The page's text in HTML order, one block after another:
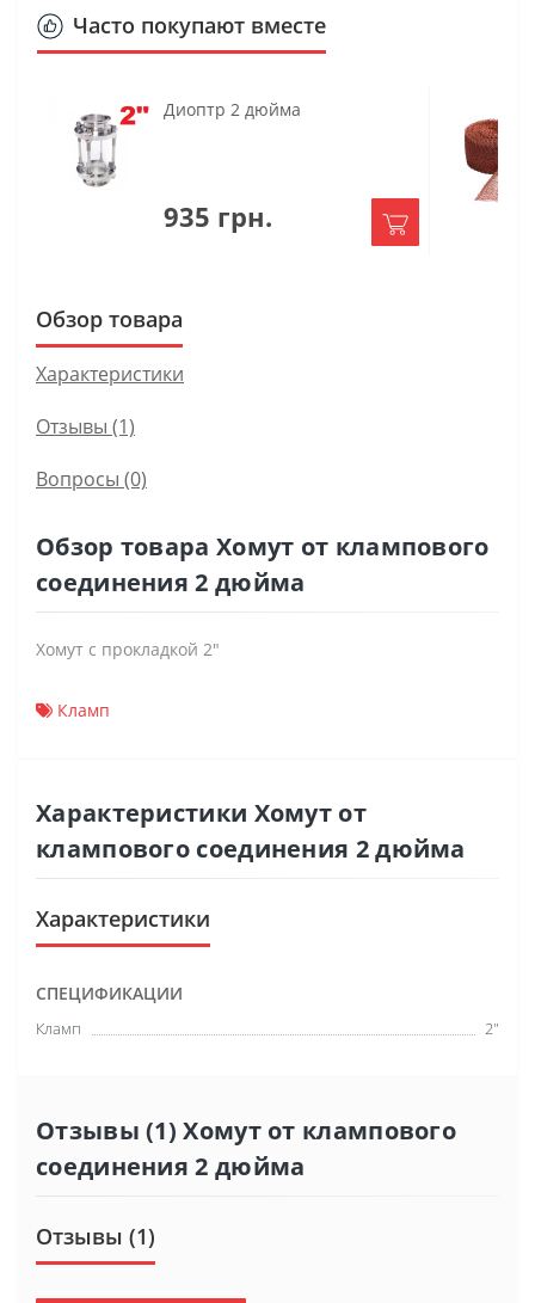
Часто покупают вместе
Диоптр 2 дюйма
935 грн.
Обзор товара
Характеристики
Отзывы (1)
Вопросы (0)
Обзор товара Хомут от клампового
соединения 2 дюйма
Хомут с прокладкой 2"
Кламп
Характеристики Хомут от
клампового соединения 2 дюйма
Характеристики
СПЕЦИФИКАЦИИ
Кламп 2"
Отзывы (1) Хомут от клампового
соединения 2 дюйма
Отзывы (1)